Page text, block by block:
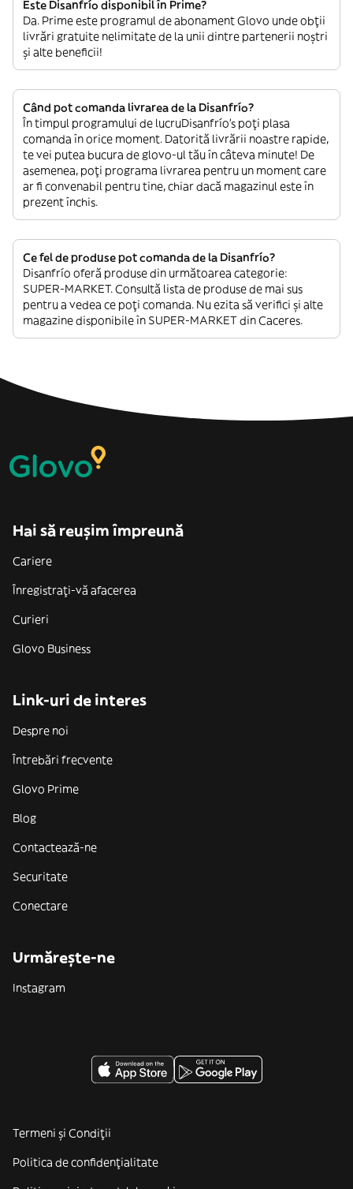
Este Disanfrío disponibil în Prime?
Da. Prime este programul de abonament Glovo unde obții
livrări gratuite nelimitate de la unii dintre partenerii noștri
și alte beneficii!
Când pot comanda livrarea de la Disanfrío?
În timpul programului de lucruDisanfrío’s poți plasa
comanda în orice moment. Datorită livrării noastre rapide,
te vei putea bucura de glovo-ul tău în câteva minute! De
asemenea, poți programa livrarea pentru un moment care
ar fi convenabil pentru tine, chiar dacă magazinul este în
prezent închis.
Ce fel de produse pot comanda de la Disanfrío?
Disanfrío oferă produse din următoarea categorie:
SUPER-MARKET. Consultă lista de produse de mai sus
pentru a vedea ce poți comanda. Nu ezita să verifici și alte
magazine disponibile în SUPER-MARKET din Caceres.
Hai să reușim împreună
Cariere
Înregistrați-vă afacerea
Curieri
Glovo Business
Link-uri de interes
Despre noi
Întrebări frecvente
Glovo Prime
Blog
Contactează-ne
Securitate
Conectare
Urmărește-ne
Instagram
Termeni și Condiții
Politica de confidenţialitate